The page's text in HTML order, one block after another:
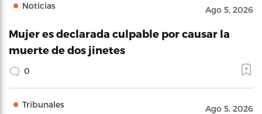
Noticias Ago 5, 2026
Mujer es declarada culpable por causar la
muerte de dos jinetes
0
Tribunales Ago 5, 2026